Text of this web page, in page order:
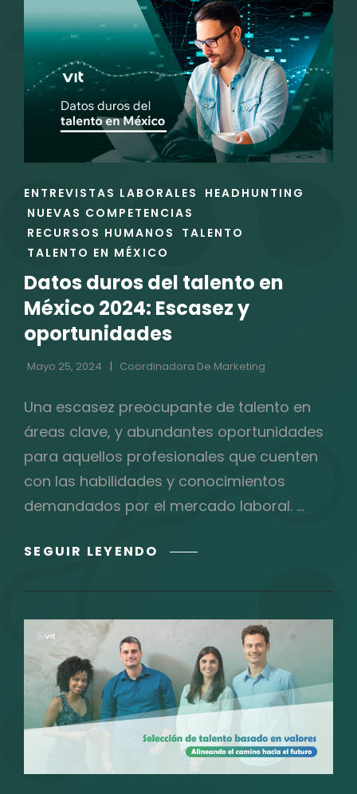
ES
EL
FAVORITO
DE
LAS
PRINCIPALES
INDUSTRIAS
EN
ENLACES
DE
LAS
CATEGORÍAS
ENTREVISTAS LABORALES
HEADHUNTING
NUEVAS COMPETENCIAS
RECURSOS HUMANOS
TALENTO
TALENTO EN MÉXICO
Datos duros del talento en
México 2024: Escasez y
oportunidades
Mayo 25, 2024 Coordinadora De Marketing
Una escasez preocupante de talento en
áreas clave, y abundantes oportunidades
para aquellos profesionales que cuenten
con las habilidades y conocimientos
demandados por el mercado laboral. …
SEGUIR LEYENDO DATOS
DEL
MÉXICO
2024:
ESCASEZ
Y
OPORTUNIDADES